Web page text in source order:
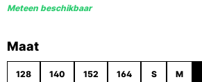
Meteen beschikbaar
Selecteer
Maat
128 140 152 164 S M